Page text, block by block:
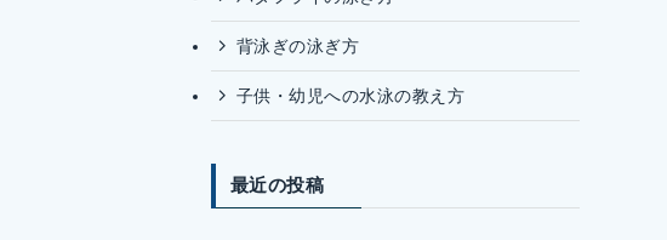
背泳ぎの泳ぎ方
子供・幼児への水泳の教え方
最近の投稿